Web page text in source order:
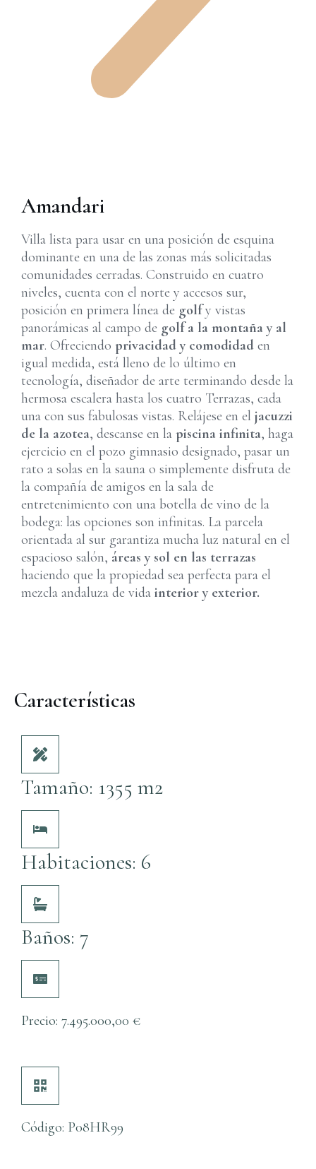
Amandari
Villa lista para usar en una posición de esquina
dominante en una de las zonas más solicitadas
comunidades cerradas. Construido en cuatro
niveles, cuenta con el norte y accesos sur,
posición en primera línea de golfy vistas
panorámicas al campo de golf a la montaña y al
mar. Ofreciendo privacidad y comodidad en
igual medida, está lleno de lo último en
tecnología, diseñador de arte terminando desde la
hermosa escalera hasta los cuatro Terrazas, cada
una con sus fabulosas vistas. Relájese en el jacuzzi
de la azotea, descanse en la piscina infinita, haga
ejercicio en el pozo gimnasio designado, pasar un
rato a solas en la sauna o simplemente disfruta de
la compañía de amigos en la sala de
entretenimiento con una botella de vino de la
bodega: las opciones son infinitas. La parcela
orientada al sur garantiza mucha luz natural en el
espacioso salón, áreas y sol en las terrazas
haciendo que la propiedad sea perfecta para el
mezcla andaluza de vida interior y exterior.
Características
Tamaño: 1355 m2
Habitaciones: 6
Baños: 7
Precio: 7.495.000,00 €
Código: P08HR99